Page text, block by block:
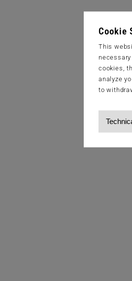
Cookie
This
cookies,
analyze
to